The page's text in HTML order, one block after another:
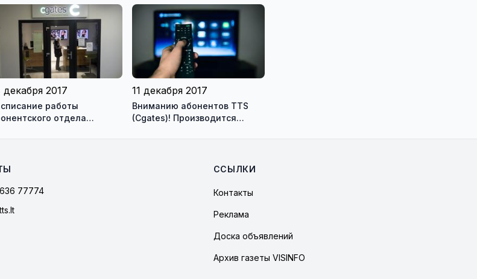
декабря 2017
работы
отдела
11 декабря 2017
Вниманию абонентов TTS
(Cgates)! Производится
77774
ССЫЛКИ
Контакты
Реклама
Доска объявлений
Архив газеты VISINFO